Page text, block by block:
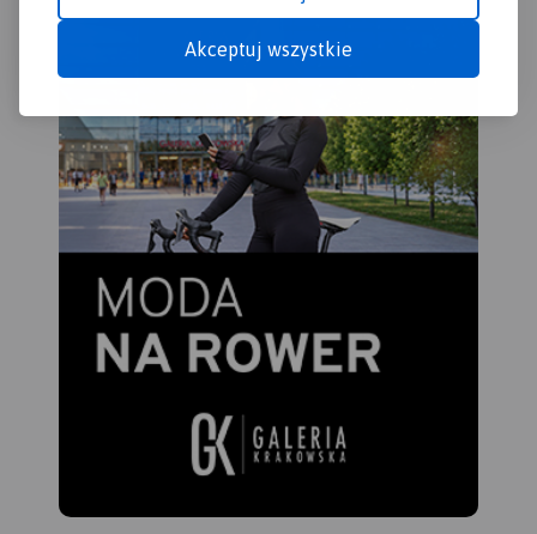
Akceptuj wszystkie
plastyczności rzeźby
terenu. Mapę offline można
urządzenia mobilne.Rok
wydania 2021